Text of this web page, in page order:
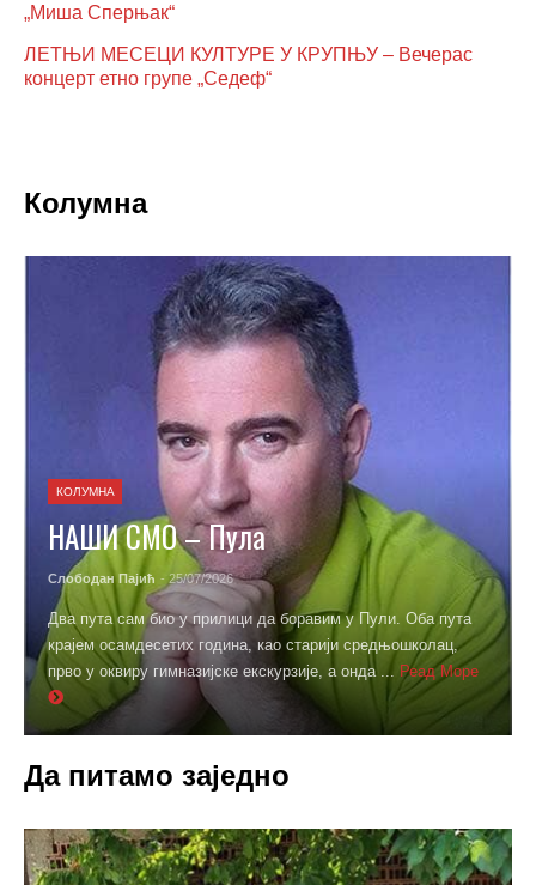
„Миша Сперњак“
ЛЕТЊИ МЕСЕЦИ КУЛТУРЕ У КРУПЊУ – Вечерас
концерт етно групе „Седеф“
Колумна
КОЛУМНА
НАШИ СМО – Пула
Слободан Пајић - 25/07/2026
Два пута сам био у прилици да боравим у Пули. Оба пута
крајем осамдесетих година, као старији средњошколац,
прво у оквиру гимназијске екскурзије, а онда ...
Реад Море
Да питамо заједно